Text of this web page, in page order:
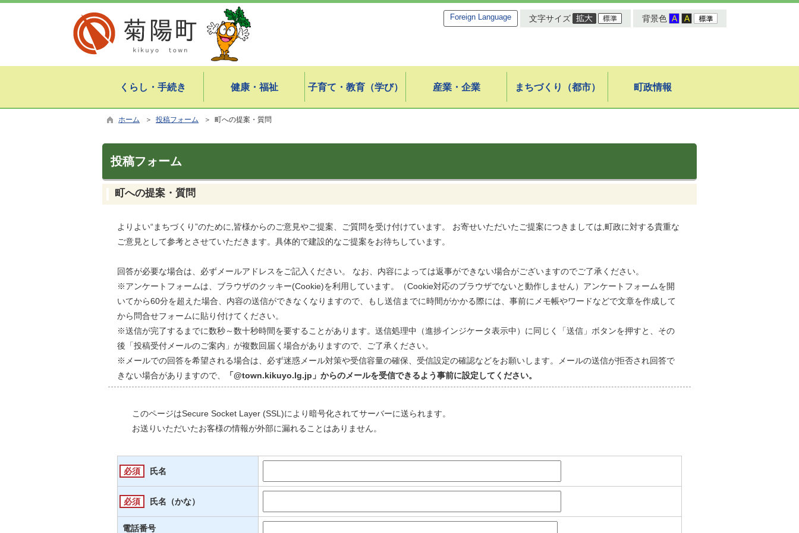
Foreign Language 文字サイズ 背景色
くらし・手続き 健康・福祉 子育て・教育（学び） 産業・企業 まちづくり（都市） 町政情報
ホーム ＞ 投稿フォーム ＞ 町への提案・質問
投稿フォーム
町への提案・質問
よりよい“まちづくり”のために,皆様からのご意見やご提案、ご質問を受け付けています。 お寄せいただいたご提案につきましては,町政に対する貴重な
ご意見として参考とさせていただきます。具体的で建設的なご提案をお待ちしています。
回答が必要な場合は、必ずメールアドレスをご記入ください。 なお、内容によっては返事ができない場合がございますのでご了承ください。
※アンケートフォームは、ブラウザのクッキー(Cookie)を利用しています。（Cookie対応のブラウザでないと動作しません）アンケートフォームを開
いてから60分を超えた場合、内容の送信ができなくなりますので、もし送信までに時間がかかる際には、事前にメモ帳やワードなどで文章を作成して
から問合せフォームに貼り付けてください。
※送信が完了するまでに数秒～数十秒時間を要することがあります。送信処理中（進捗インジケータ表示中）に同じく「送信」ボタンを押すと、その
後「投稿受付メールのご案内」が複数回届く場合がありますので、ご了承ください。
※メールでの回答を希望される場合は、必ず迷惑メール対策や受信容量の確保、受信設定の確認などをお願いします。メールの送信が拒否され回答で
きない場合がありますので、
「@town.kikuyo.lg.jp」からのメールを受信できるよう事前に設定 してください。
このページはSecure Socket Layer (SSL)により暗号化されてサーバーに送られます。
お送りいただいたお客様の情報が外部に漏れることはありません。
必須 氏名
必須 氏名（かな）
電話番号